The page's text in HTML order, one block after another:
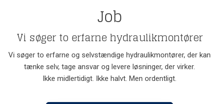
Job
Vi søger to erfarne hydraulikmontører​
Vi søger to erfarne og selvstændige hydraulikmontører, der kan
tænke selv, tage ansvar og levere løsninger, der virker.
​Ikke midlertidigt. Ikke halvt. Men ordentligt.